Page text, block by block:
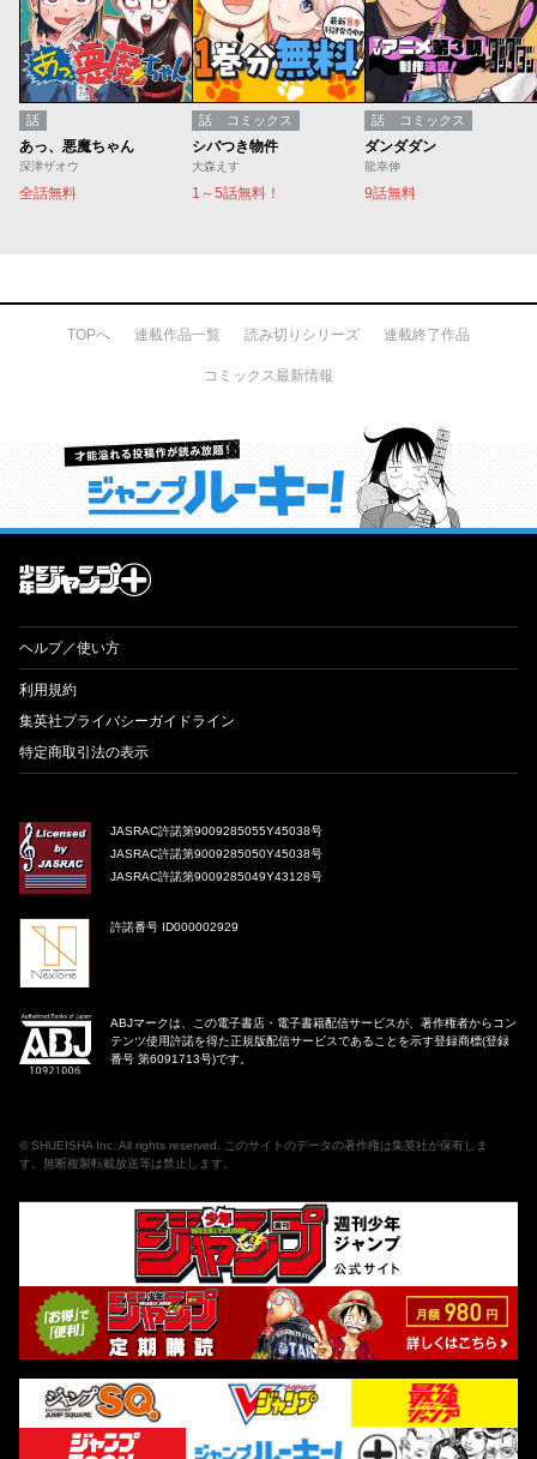
話
あっ、悪魔ちゃん
深津ザオウ
全話無料
話 コミックス
シバつき物件
大森えす
1～5話無料！
話 コミックス
ダンダダン
龍幸伸
9話無料
TOPへ 連載作品一覧 読み切りシリーズ 連載終了作品
コミックス最新情報
才能溢れる投稿作が読み放題！ ジャンプルーキー！
ヘルプ／使い方
利用規約
集英社プライバシーガイドライン
特定商取引法の表示
JASRAC許諾第9009285055Y45038号
JASRAC許諾第9009285050Y45038号
JASRAC許諾第9009285049Y43128号
許諾番号 ID000002929
ABJマークは、この電子書店・電子書籍配信サービスが、著作権者からコン
テンツ使用許諾を得た正規版配信サービスであることを示す登録商標(登録
番号 第6091713号)です。
© SHUEISHA Inc . All rights reserved. このサイトのデータの著作権は集英社が保有しま
す。無断複製転載放送等は禁止します。